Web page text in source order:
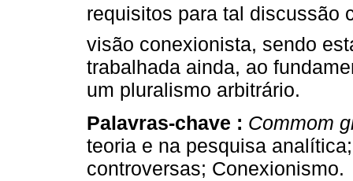
requisitos para tal discussão
visão conexionista, sendo
trabalhada ainda, ao
um pluralismo arbitrário.
Palavras-chave : Commom
teoria e na pesquisa
controversas; Conexionismo.